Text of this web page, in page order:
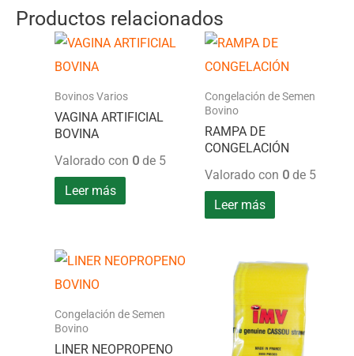
Productos relacionados
Bovinos Varios
VAGINA ARTIFICIAL
BOVINA
Valorado con 0 de 5
Leer más
Congelación de Semen
Bovino
RAMPA DE
CONGELACIÓN
Valorado con 0de 5
Leer más
Congelación de Semen
Bovino
LINER NEOPROPENO
Este
producto
tiene
múltiples